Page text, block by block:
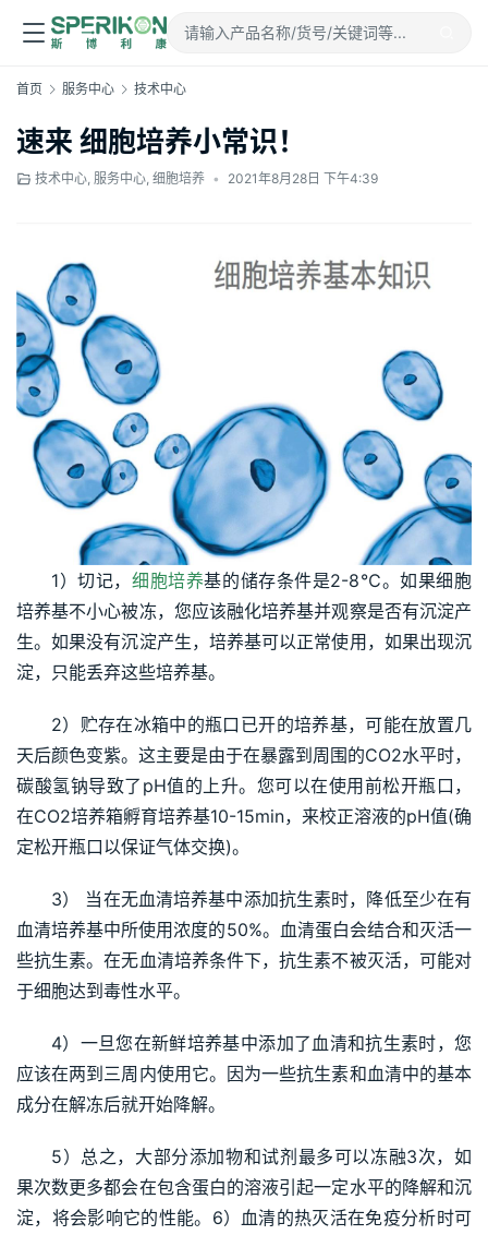
首页 服务中心 技术中心
速来 细胞培养小常识！
技术中心, 服务中心, 细胞培养 • 2021年8月28日 下午4:39
1）切记， 细胞培养基的储存条件是2-8℃。如果细胞
培养基不小心被冻，您应该融化培养基并观察是否有沉淀产
生。如果没有沉淀产生，培养基可以正常使用，如果出现沉
淀，只能丢弃这些培养基。
2）贮存在冰箱中的瓶口已开的培养基，可能在放置几
天后颜色变紫。这主要是由于在暴露到周围的CO2水平时，
碳酸氢钠导致了pH值的上升。您可以在使用前松开瓶口，
在CO2培养箱孵育培养基10-15min，来校正溶液的pH值(确
定松开瓶口以保证气体交换)。
3） 当在无血清培养基中添加抗生素时，降低至少在有
血清培养基中所使用浓度的50%。血清蛋白会结合和灭活一
些抗生素。在无血清培养条件下，抗生素不被灭活，可能对
于细胞达到毒性水平。
4）一旦您在新鲜培养基中添加了血清和抗生素时，您
应该在两到三周内使用它。因为一些抗生素和血清中的基本
成分在解冻后就开始降解。
5）总之，大部分添加物和试剂最多可以冻融3次，如
果次数更多都会在包含蛋白的溶液引起一定水平的降解和沉
淀，将会影响它的性能。6）血清的热灭活在免疫分析时可